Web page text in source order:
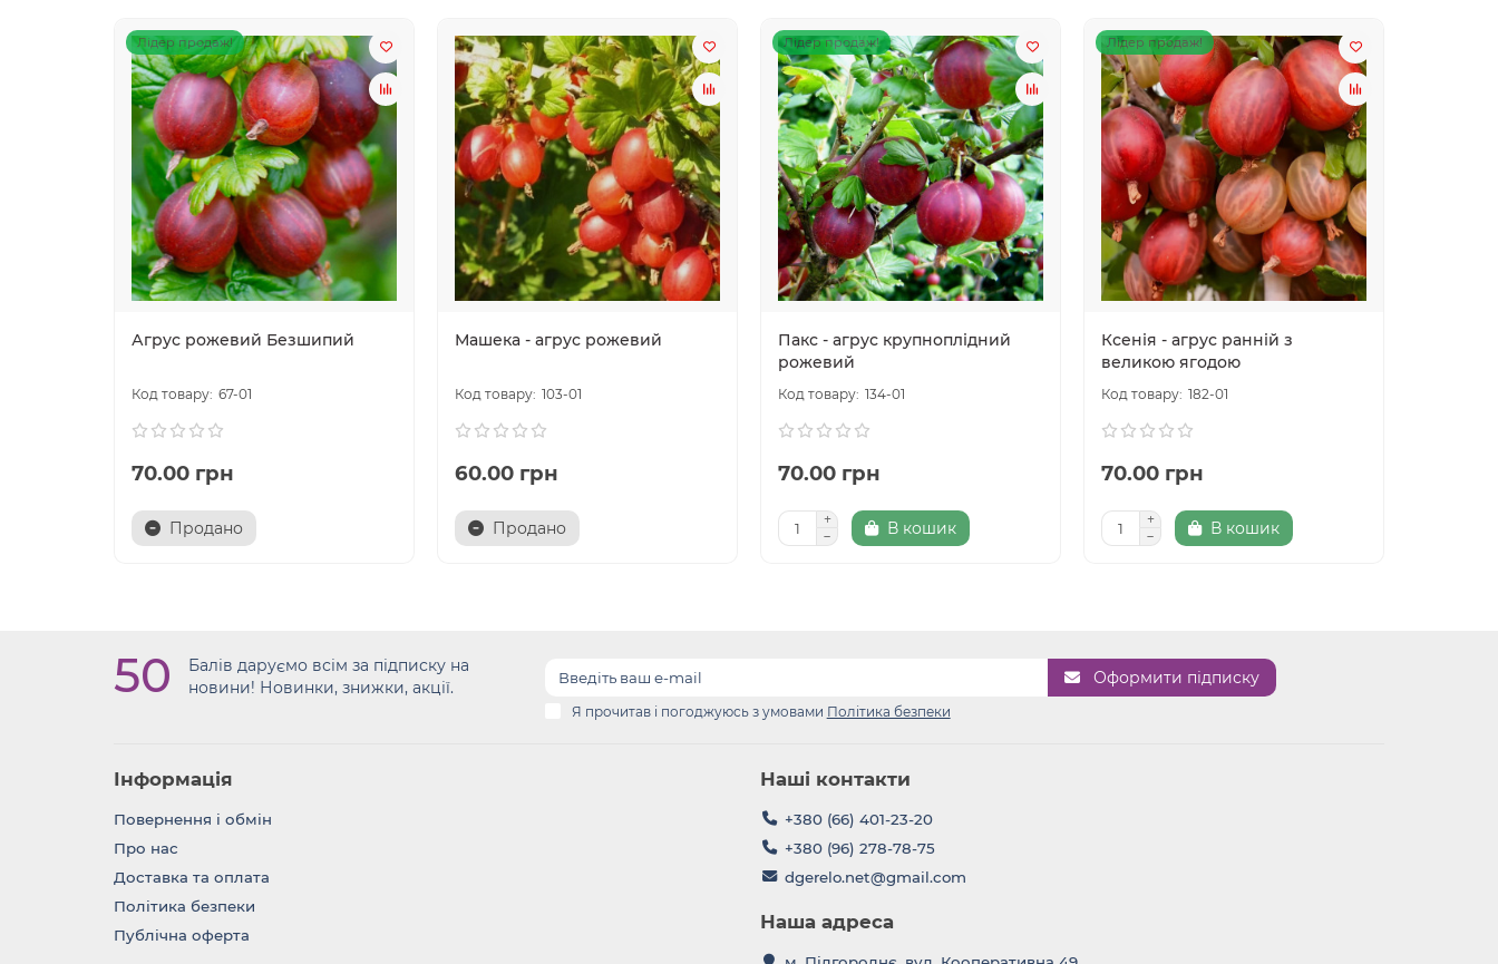
Лідер продаж!
Агрус рожевий Безшипий
67-01
70.00 грн
Продано
Машека - агрус рожевий
103-01
60.00 грн
Продано
Лідер продаж!
Пакс - агрус крупноплідний
рожевий
134-01
70.00 грн
В кошик
Лідер продаж!
Ксенія - агрус ранній з
великою ягодою
182-01
70.00 грн
В кошик
50
Балів даруємо всім за підписку на
новини! Новинки, знижки, акції.
Оформити підписку
Я прочитав і погоджуюсь з умовами Політика безпеки
Інформація
Повернення i обмін
Про нас
Доставка та оплата
Політика безпеки
Публічна оферта
Наші контакти
+380 (66) 401-23-20
+380 (96) 278-78-75
dgerelo.net@gmail.com
Наша адреса